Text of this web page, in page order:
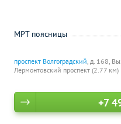
проспект Волгоградский, д. 168,
Лермонтовский проспект (2.77 км)
МРТ поясницы
+7